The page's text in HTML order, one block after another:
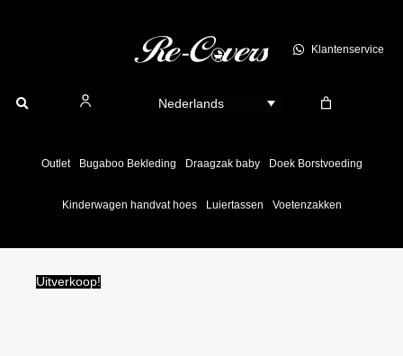
Klantenservice
Nederlands
Outlet Bugaboo Bekleding Draagzak baby Doek Borstvoeding
Kinderwagen handvat hoes Luiertassen Voetenzakken
Uitverkoop!